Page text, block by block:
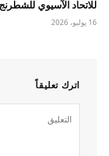
للاتحاد الآسيوي للشطرنج
16 يوليو، 2026
اترك تعليقاً